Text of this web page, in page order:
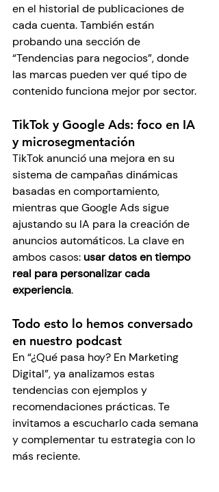
en el historial de publicaciones de
cada cuenta. También están
probando una sección de
“Tendencias para negocios”, donde
las marcas pueden ver qué tipo de
contenido funciona mejor por sector.
TikTok y Google Ads: foco en IA
y microsegmentación
TikTok anunció una mejora en su
sistema de campañas dinámicas
basadas en comportamiento,
mientras que Google Ads sigue
ajustando su IA para la creación de
anuncios automáticos. La clave en
ambos casos: usar datos en tiempo
real para personalizar cada
experiencia.
Todo esto lo hemos conversado
en nuestro podcast
En “¿Qué pasa hoy? En Marketing
Digital”, ya analizamos estas
tendencias con ejemplos y
recomendaciones prácticas. Te
invitamos a escucharlo cada semana
y complementar tu estrategia con lo
más reciente.